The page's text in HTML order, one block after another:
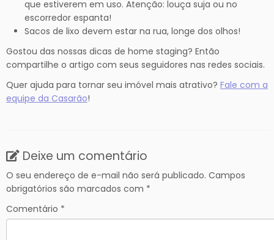
que estiverem em uso. Atenção: louça suja ou no
escorredor espanta!
Sacos de lixo devem estar na rua, longe dos olhos!
Gostou das nossas dicas de home staging? Então
compartilhe o artigo com seus seguidores nas redes sociais.
Quer ajuda para tornar seu imóvel mais atrativo? Fale com a
equipe da Casarão!
Deixe um comentário
O seu endereço de e-mail não será publicado. Campos
obrigatórios são marcados com *
Comentário *